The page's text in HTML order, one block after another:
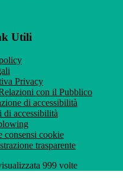
Utili
Privacy
con il Pubblico
di accessibilità
di accessibilità
consensi cookie
trasparente
999 volte